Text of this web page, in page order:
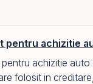
pentru achizitie
pentru achizitie
folosit in